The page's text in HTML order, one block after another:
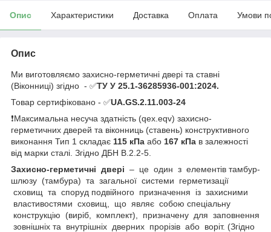
Опис Характеристики Доставка Оплата Умови
Опис
Ми виготовляємо захисно-герметичні двері та ставні
(Віконниці) згідно - ✅ТУ У 25.1-36285936-001:2024.
Товар сертифіковано - ✅UA.GS.2.11.003-24
❗Максимальна несуча здатність (qex.eqv) захисно-
герметичних дверей та віконниць (ставень) конструктивного
виконання Тип 1 складає 115 кПа або 167 кПа в залежності
від марки сталі. Згідно ДБН В.2.2-5.
Захисно-герметичні двері – це один з елементів тамбур-
шлюзу (тамбура) та загальної системи герметизації
сховищ та споруд подвійного призначення із захисними
властивостями сховищ, що являє собою спеціальну
конструкцію (виріб, комплект), призначену для заповнення
зовнішніх та внутрішніх дверних прорізів або воріт. (Згідно